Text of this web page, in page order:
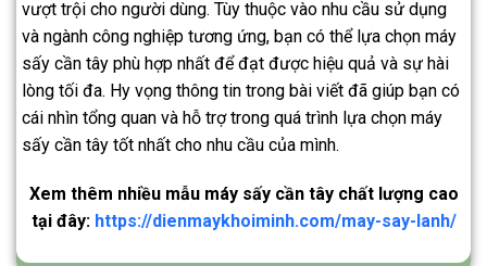
vượt trội cho người dùng. Tùy thuộc vào nhu cầu sử dụng
và ngành công nghiệp tương ứng, bạn có thể lựa chọn máy
sấy cần tây phù hợp nhất để đạt được hiệu quả và sự hài
lòng tối đa. Hy vọng thông tin trong bài viết đã giúp bạn có
cái nhìn tổng quan và hỗ trợ trong quá trình lựa chọn máy
sấy cần tây tốt nhất cho nhu cầu của mình.
Xem thêm nhiều mẫu máy sấy cần tây chất lượng cao
tại đây: https://dienmaykhoiminh.com/may-say-lanh/